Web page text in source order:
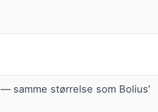
samme størrelse som Bolius’